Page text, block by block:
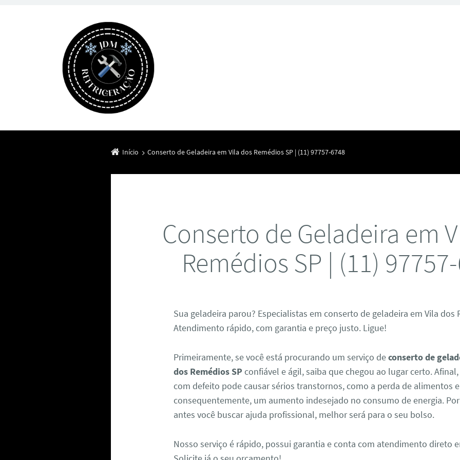
Início Conserto de Geladeira em Vila dos Remédios SP | (11) 97757-6748
Conserto de Geladeira em
Remédios SP | (11)
Sua geladeira parou? Especialistas em conserto de geladeira em Vila dos
Atendimento rápido, com garantia e preço justo. Ligue!
Primeiramente, se você está procurando um serviço deconserto de
dos Remédios SP confiável e ágil, saiba que chegou ao lugar certo.
com defeito pode causar sérios transtornos, como a perda de alimentos
consequentemente, um aumento indesejado no consumo de energia.
antes você buscar ajuda profissional, melhor será para o seu bolso.
Nosso serviço é rápido, possui garantia e conta com atendimento direto